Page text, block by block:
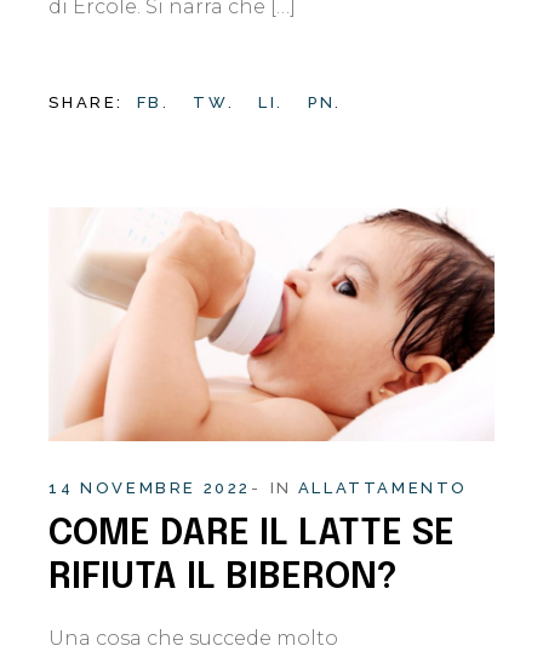
di Ercole. Si narra che […]
SHARE: FB. TW. LI. PN.
14 NOVEMBRE 2022 IN ALLATTAMENTO
COME DARE IL LATTE SE
RIFIUTA IL BIBERON?
Una cosa che succede molto